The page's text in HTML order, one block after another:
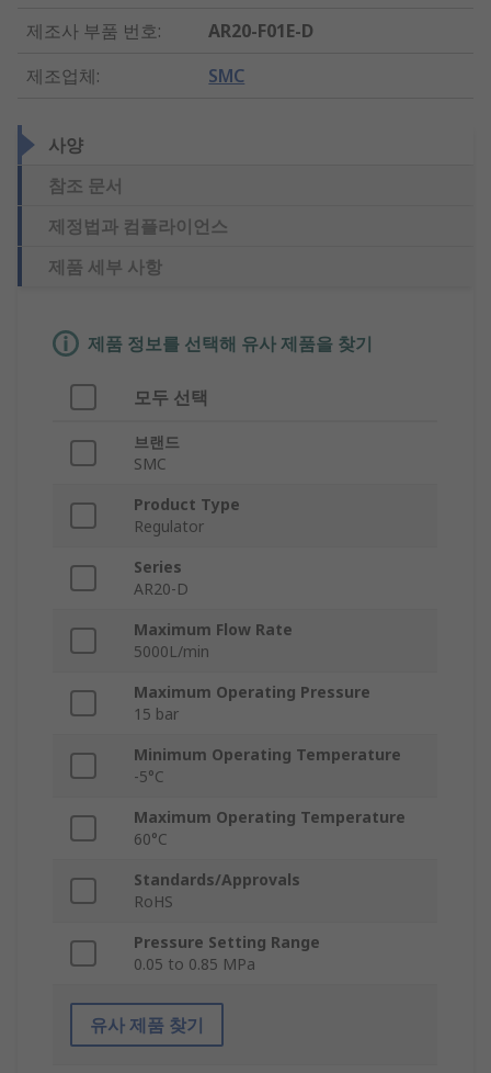
제조사 부품 번호:
AR20-F01E-D
제조업체: SMC
사양
참조 문서
제정법과 컴플라이언스
제품 세부 사항
제품 정보를 선택해 유사 제품을 찾기
모두 선택
브랜드
SMC
Product Type
Regulator
Series
AR20-D
Maximum Flow Rate
5000L/min
Maximum Operating Pressure
15 bar
Minimum Operating Temperature
-5°C
Maximum Operating Temperature
60°C
Standards/Approvals
RoHS
Pressure Setting Range
0.05 to 0.85 MPa
유사 제품 찾기